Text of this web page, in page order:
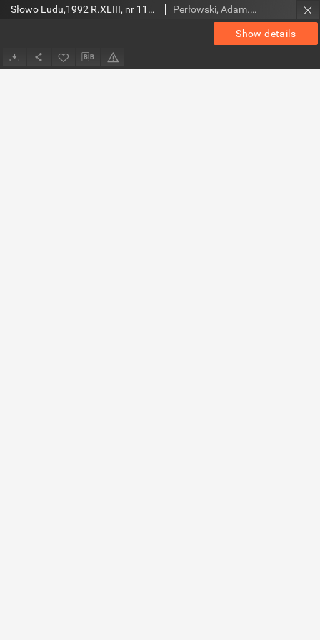
Show details
Słowo Ludu,1992 R.XLIII, nr 114 (wydanie radomskie) Perłowski, Adam. Red.